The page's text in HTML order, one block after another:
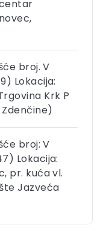
broj. V
Lokacija:
Krk P
broj: V
Lokacija:
pr. kuća vl.
Jazveća